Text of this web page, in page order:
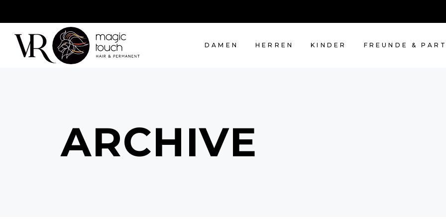
DAMEN HERREN KINDER FREUNDE &
ARCHIVE